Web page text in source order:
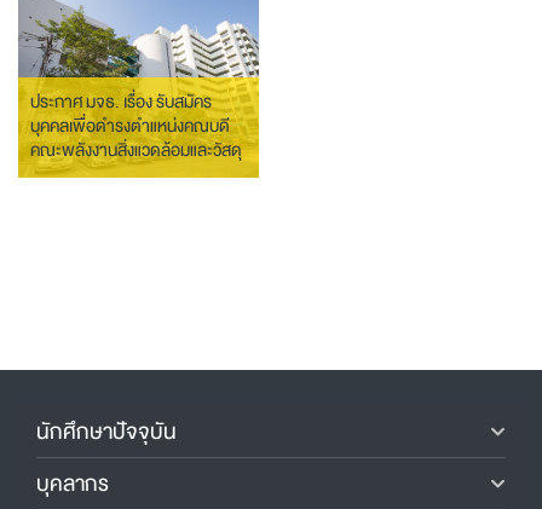
ประกาศ มจธ. เรื่อง รับสมัคร
บุคคลเพื่อดำรงตำแหน่งคณบดี
คณะพลังงานสิ่งแวดล้อมและวัสดุ
นักศึกษาปัจจุบัน
บุคลากร